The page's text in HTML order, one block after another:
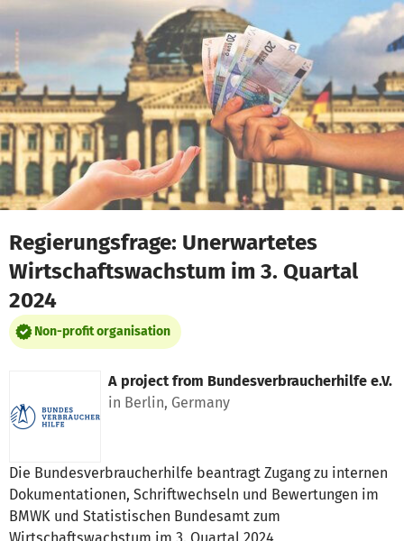
Skip to main content
Show accessibility statement
Regierungsfrage: Unerwartetes
Wirtschaftswachstum im 3. Quartal
2024
Non-profit organisation
A project from Bundesverbraucherhilfe e.V.
in Berlin, Germany
Die Bundesverbraucherhilfe beantragt Zugang zu internen
Dokumentationen, Schriftwechseln und Bewertungen im
BMWK und Statistischen Bundesamt zum